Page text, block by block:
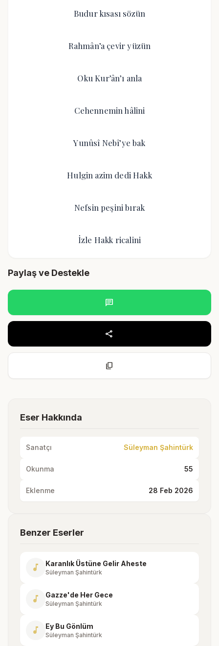
Budur kısası sözün
Rahmân’a çevir yüzün
Oku Kur’ân’ı anla
Cehennemin hâlini
Yunûsî Nebî’ye bak
Hulgin azim dedi Hakk
Nefsin peşini bırak
İzle Hakk ricalini
Paylaş ve Destekle
chat
share
content_copy
Eser Hakkında
Sanatçı Süleyman Şahintürk
Okunma 55
Eklenme 28 Feb 2026
Benzer Eserler
music_note Karanlık Üstüne Gelir Aheste
Süleyman Şahintürk
music_note Gazze'de Her Gece
Süleyman Şahintürk
music_note Ey Bu Gönlüm
Süleyman Şahintürk